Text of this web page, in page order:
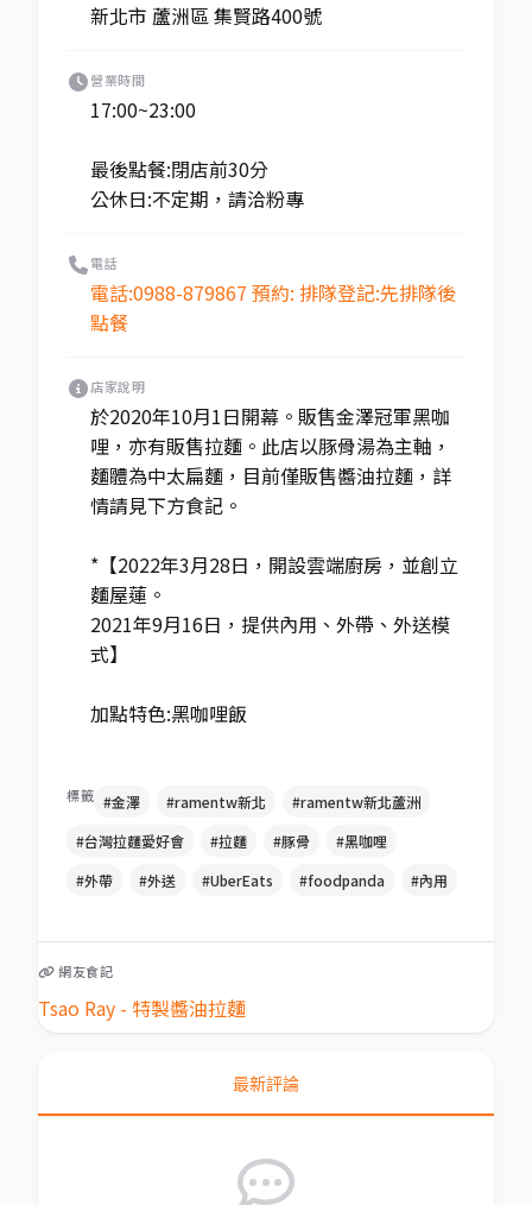
新北市 蘆洲區 集賢路400號
營業時間
17:00~23:00
最後點餐:閉店前30分
公休日:不定期，請洽粉專
電話
電話:0988-879867 預約: 排隊登記:先排隊後
點餐
店家說明
於2020年10月1日開幕。販售金澤冠軍黑咖
哩，亦有販售拉麵。此店以豚骨湯為主軸，
麵體為中太扁麵，目前僅販售醬油拉麵，詳
情請見下方食記。
*【2022年3月28日，開設雲端廚房，並創立
麵屋蓮。
2021年9月16日，提供內用、外帶、外送模
式】
加點特色:黑咖哩飯
標籤 #金澤 #ramentw新北
#ramentw新北蘆洲
#台灣拉麵愛好會
#拉麵 #豚骨
#黑咖哩
#外帶
#外送 #UberEats #foodpanda #內用
網友食記
Tsao Ray - 特製醬油拉麵
最新評論